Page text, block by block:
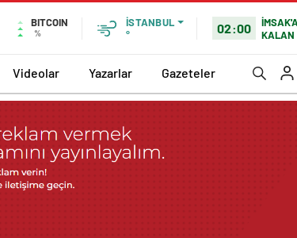
BITCOIN
%
İSTANBUL
°
02:00
İMSAK'A
KALAN
Videolar Yazarlar Gazeteler